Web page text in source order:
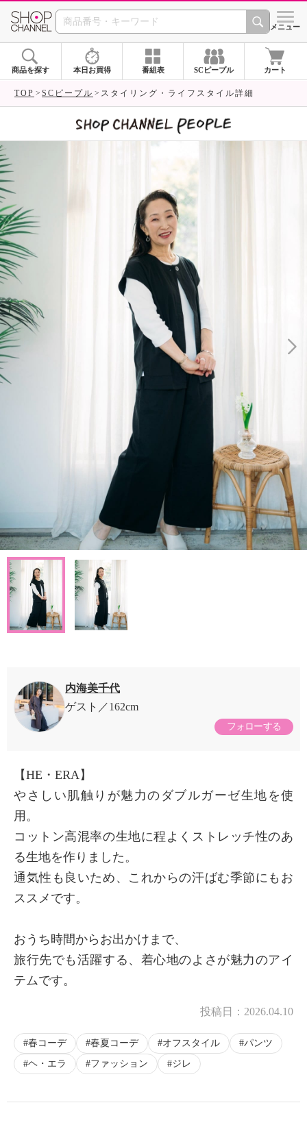
SHOP CHANNEL シメニュー
商品を探す 本日お買得 番組表 SCピープル カート
TOP SCピープル スタイリング・ライフスタイル詳細
内海美千代
ゲスト
162cm
フォローする
【HE・ERA】
やさしい肌触りが魅力のダブルガーゼ生地を使
用。
コットン高混率の生地に程よくストレッチ性のあ
る生地を作りました。
通気性も良いため、これからの汗ばむ季節にもお
ススメです。
おうち時間からお出かけまで、
旅行先でも活躍する、着心地のよさが魅力のアイ
テムです。
投稿日： 2026.04.10
春コーデ 春夏コーデ オフスタイル
パンツ
ヘ・エラ
ファッション ジレ